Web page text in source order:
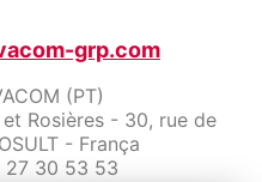
grp.com
(PT)
et Rosières - 30, rue de
- França
27 30 53 53